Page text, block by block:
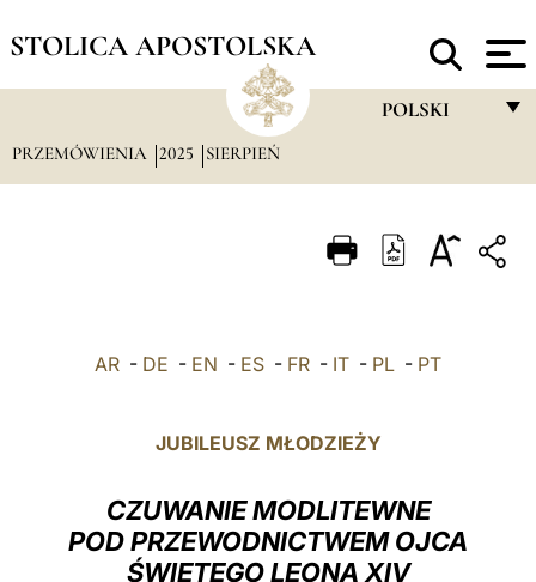
STOLICA APOSTOLSKA
POLSKI
ITALIANO
POLSKI
中文
LATINE
PRZEMÓWIENIA 2025 SIERPIEŃ
AR - DE - EN - ES - FR - IT - PL - PT
JUBILEUSZ MŁODZIEŻY
CZUWANIE MODLITEWNE
POD PRZEWODNICTWEM OJCA
ŚWIĘTEGO LEONA XIV